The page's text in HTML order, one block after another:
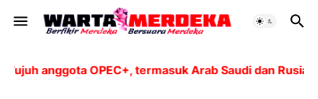
anggota OPEC+, termasuk Arab Saudi dan Rusia,